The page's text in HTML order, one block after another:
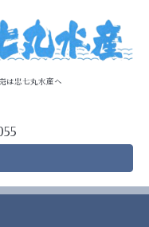
は忠七丸水産へ